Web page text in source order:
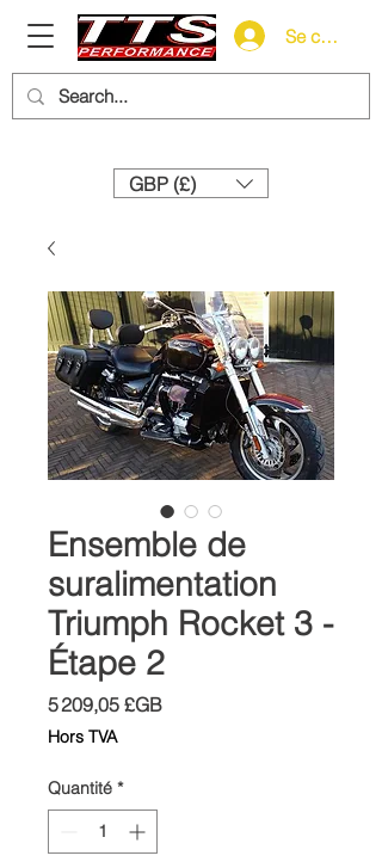
Se connecter
GBP (£)
Ensemble de
suralimentation
Triumph Rocket 3 -
Étape 2
5 209,05 £GBPrix
Hors TVA
Quantité *